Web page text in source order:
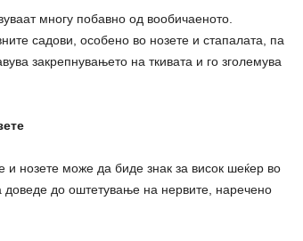
многу побавно од вообичаеното.
садови, особено во нозете и стапалата, па
закрепнувањето на ткивата и го зголемува
нозете може да биде знак за висок шеќер во
доведе до оштетување на нервите, наречено